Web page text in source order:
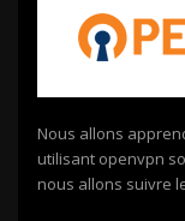
Nous allons
utilisant openvpn
nous allons suivre